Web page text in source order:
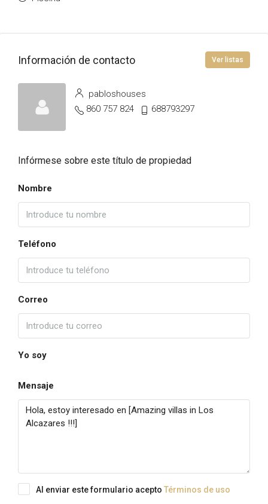
Información de contacto Ver listas
pabloshouses
860 757 824
688793297
Infórmese sobre este título de propiedad
Nombre
Teléfono
Correo
Yo soy
Mensaje
Al enviar este formulario acepto Términos de uso